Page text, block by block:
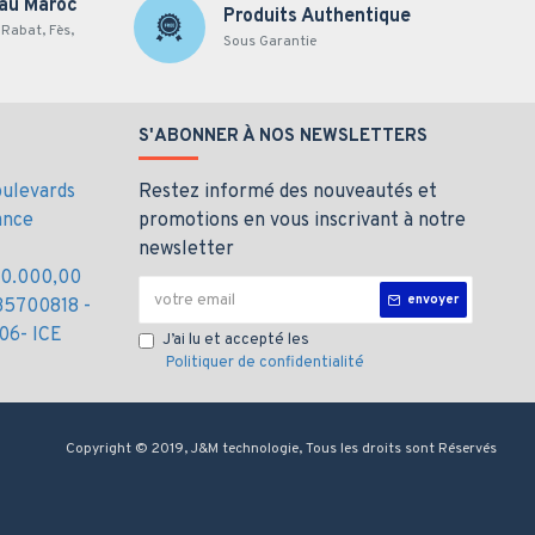
NS100 Lexar
stockage fiable et rapide. Des services
Maroc
Fès,
Produits Authentique
Sous Garantie
-
ICE
S'ABONNER À NOS NEWSLETTERS
Restez informé des nouveautés et
promotions en vous inscrivant à notre
newsletter
envoyer
J’ai lu et accepté les
Politiquer de confidentialité
Copyright © 2019, J&M technologie, Tous les droits sont Réservés